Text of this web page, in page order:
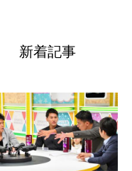
新着記事